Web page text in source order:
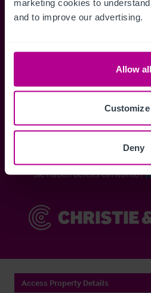
marketing cookies to
and to improve our advertising.
Allow all
Customize
Deny
Informationen
Verkaufsmandate - exklusiv für
Sie haben bereits ein Konto?
Access Property Details